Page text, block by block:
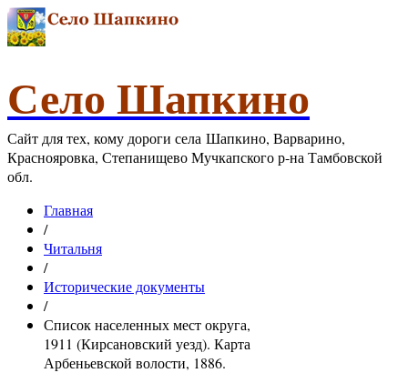
Село Шапкино
Сайт для тех, кому дороги села Шапкино, Варварино,
Краснояровка, Степанищево Мучкапского р-на Тамбовской
обл.
Главная
/
Читальня
/
Исторические документы
/
Список населенных мест округа,
1911 (Кирсановский уезд). Карта
Арбеньевской волости, 1886.